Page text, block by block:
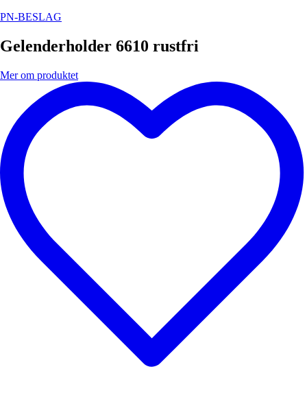
PN-BESLAG
Gelenderholder 6610 rustfri
Mer om produktet